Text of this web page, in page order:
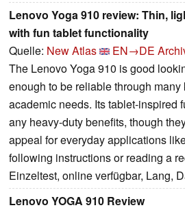
Lenovo Yoga 910 review: Thin,
with fun tablet functionality
Quelle: New Atlas EN→DE
The Lenovo Yoga 910 is good
enough to be reliable through
academic needs. Its tablet-inspired
any heavy-duty benefits, though
appeal for everyday applications
following instructions or reading a
Einzeltest, online verfügbar, Lang,
Lenovo YOGA 910 Review